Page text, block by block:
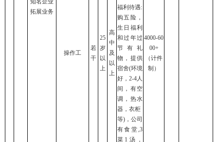
拓展业务
操作工
若
干
25
岁
以
上
高
中
及
以
上
福利待遇:
购五险，
生日福利
和过年过
节有礼
物，提供
宿舍(环境
好，2-4人
间，有空
调，热水
器，衣柜
等)，公司
有食堂,3
菜1汤，
4000-60
00+
（计件
制）